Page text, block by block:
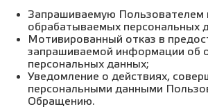
Запрашиваемую
обрабатываемых персональных
Мотивированный отказ в
запрашиваемой информации об
персональных данных;
Уведомление о действиях,
персональными данными
Обращению.